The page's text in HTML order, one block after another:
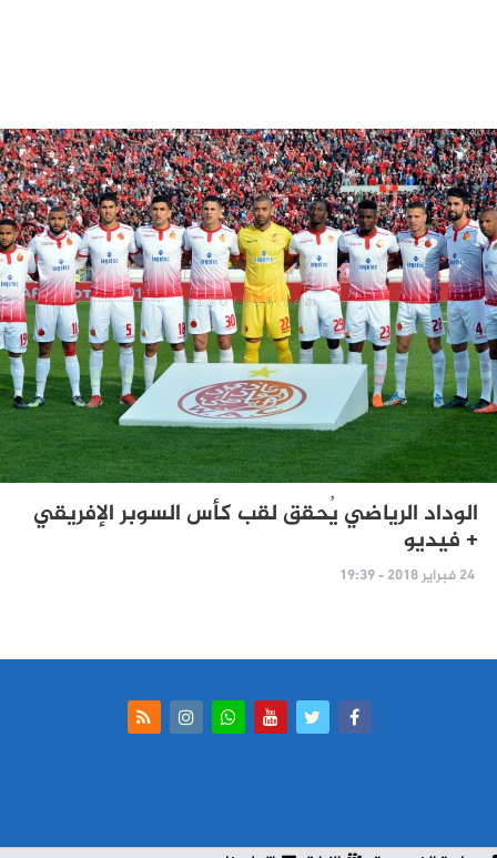
الوداد الرياضي يُحقق لقب كأس السوبر الإفريقي
+ فيديو
24 فبراير 2018 - 19:39